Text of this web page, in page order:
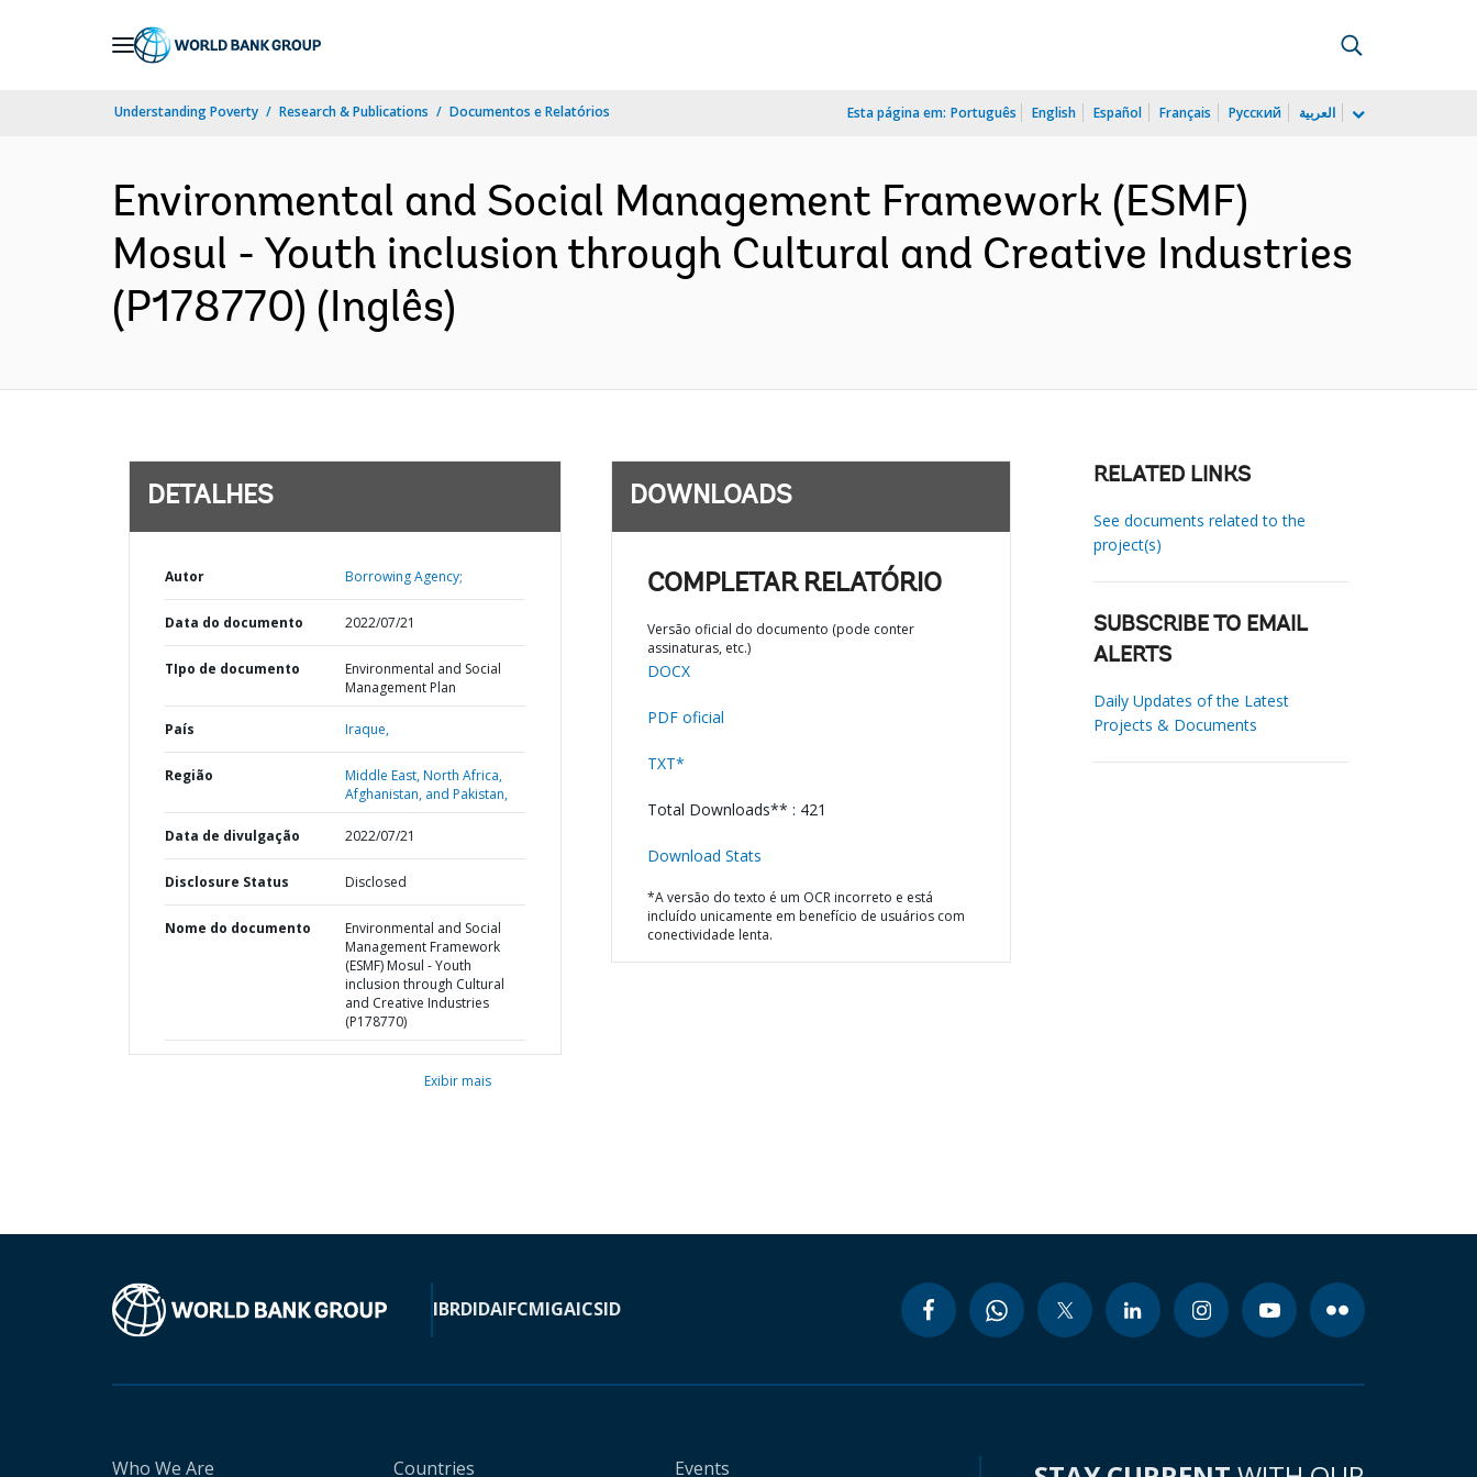
Understanding Poverty Research & Publications Documentos e Relatórios Esta página em: Português English Español Français Русский العربية
Environmental and Social Management Framework (ESMF)
Mosul - Youth inclusion through Cultural and Creative Industries
(P178770) (Inglês)
DETALHES
Autor Borrowing Agency;
Data do documento 2022/07/21
TIpo de documento
Environmental and Social
Management Plan
País Iraque,
Região
Middle East, North Africa,
Afghanistan, and Pakistan,
Data de divulgação 2022/07/21
Disclosure Status Disclosed
Nome do documento
Environmental and Social
Management Framework
(ESMF) Mosul - Youth
inclusion through Cultural
and Creative Industries
(P178770)
Exibir mais
DOWNLOADS
COMPLETAR RELATÓRIO
Versão oficial do documento (pode conter
assinaturas, etc.)
DOCX
PDF oficial
TXT*
Total Downloads** : 421
Download Stats
*A versão do texto é um OCR incorreto e está
incluído unicamente em benefício de usuários com
conectividade lenta.
RELATED LINKS
See documents related to the
project(s)
SUBSCRIBE TO EMAIL
ALERTS
Daily Updates of the Latest
Projects & Documents
IBRDIDAIFCMIGAICSID
Who We Are Countries Events